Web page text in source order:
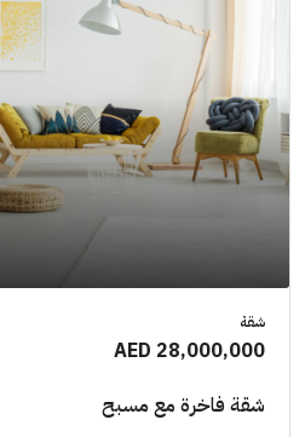
شقة
AED 28,000,000
شقة فاخرة مع مسبح